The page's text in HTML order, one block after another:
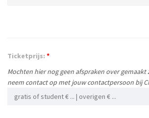
Ticketprijs: *
Mochten hier nog geen afspraken over gemaakt
neem contact op met jouw contactpersoon bij